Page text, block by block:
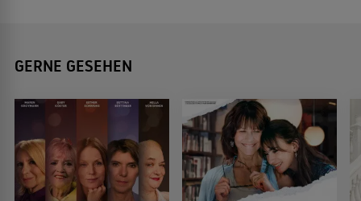
GERNE GESEHEN